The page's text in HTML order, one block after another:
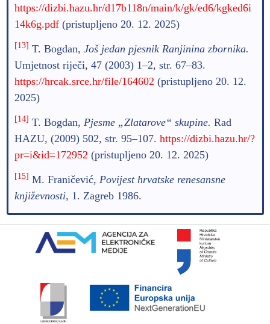
https://dizbi.hazu.hr/d17b118n/main/k/gk/ed6/kgked6i
14k6g.pdf(pristupljeno 20. 12. 2025)
[13] T. Bogdan, Još jedan pjesnik Ranjinina zbornika.
Umjetnost riječi, 47 (2003) 1–2, str. 67–83.
https://hrcak.srce.hr/file/164602 (pristupljeno 20. 12.
2025)
[14] T. Bogdan, Pjesme „Zlatarove“ skupine. Rad
HAZU, (2009) 502, str. 95–107. https://dizbi.hazu.hr/?
pr=i&id=172952 (pristupljeno 20. 12. 2025)
[15] M. Franičević, Povijest hrvatske renesansne
književnosti, 1. Zagreb 1986.